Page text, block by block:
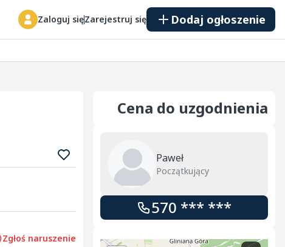
Zaloguj sięZarejestruj się Dodaj ogłoszenie
Zgłoś naruszenie
Cena do uzgodnienia
Paweł
Początkujący
570 *** ***